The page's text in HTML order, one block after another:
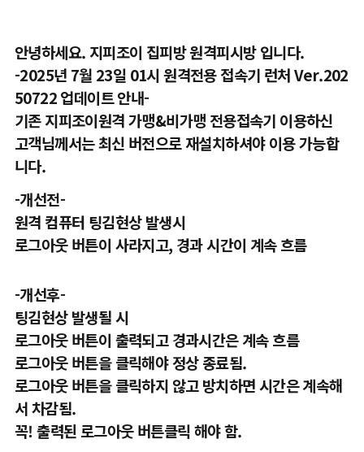
안녕하세요. 지피조이 집피방 원격피시방 입니다.
-2025년 7월 23일 01시 원격전용 접속기 런처Ver.202
50722업데이트 안내-
기존 지피조이원격 가맹&비가맹 전용접속기 이용하신
고객님께서는 최신 버전으로 재설치하셔야 이용 가능합
니다.
-개선전-
원격 컴퓨터 팅김현상 발생시
로그아웃 버튼이 사라지고, 경과 시간이 계속 흐름
-개선후-
팅김현상 발생될 시
로그아웃 버튼이 출력되고 경과시간은 계속 흐름
로그아웃 버튼을 클릭해야 정상 종료됨.
로그아웃 버튼을 클릭하지 않고 방치하면 시간은 계속해
서 차감됨.
꼭! 출력된 로그아웃 버튼클릭 해야 함.